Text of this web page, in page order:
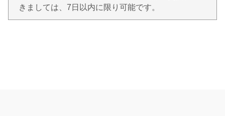
きましては、7日以内に限り可能です。